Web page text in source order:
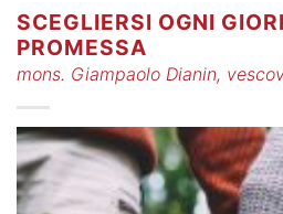
SCEGLIERSI OGNI
PROMESSA
mons. Giampaolo Dianin,